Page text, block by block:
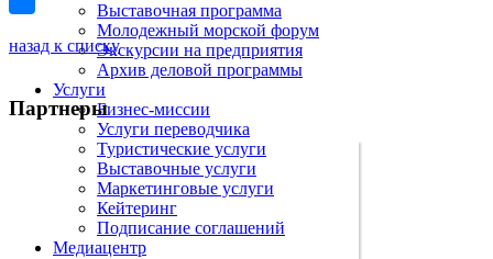
Выставочная программа
Молодежный морской форум
Экскурсии на предприятия
Архив деловой программы
Услуги
Бизнес-миссии
Услуги переводчика
Туристические услуги
Выставочные услуги
Маркетинговые услуги
Кейтеринг
Подписание соглашений
Медиацентр
назад к списку
Партнеры